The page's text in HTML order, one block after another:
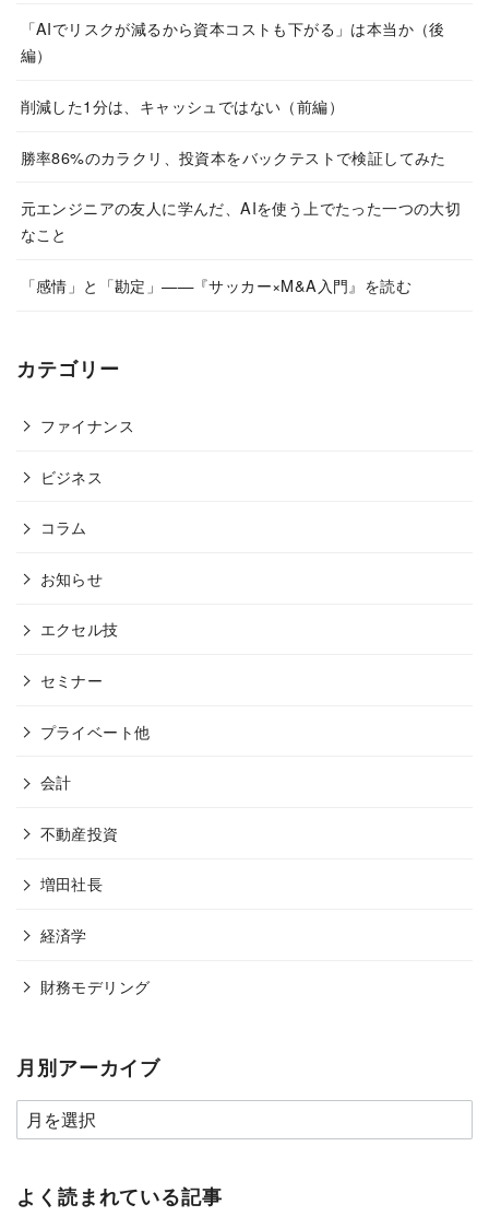
「AIでリスクが減るから資本コストも下がる」は本当か（後
編）
削減した1分は、キャッシュではない（前編）
勝率86%のカラクリ、投資本をバックテストで検証してみた
元エンジニアの友人に学んだ、AIを使う上でたった一つの大切
なこと
「感情」と「勘定」——『サッカー×M&A入門』を読む
カテゴリー
ファイナンス
ビジネス
コラム
お知らせ
エクセル技
セミナー
プライベート他
会計
不動産投資
増田社長
経済学
財務モデリング
月別アーカイブ
よく読まれている記事